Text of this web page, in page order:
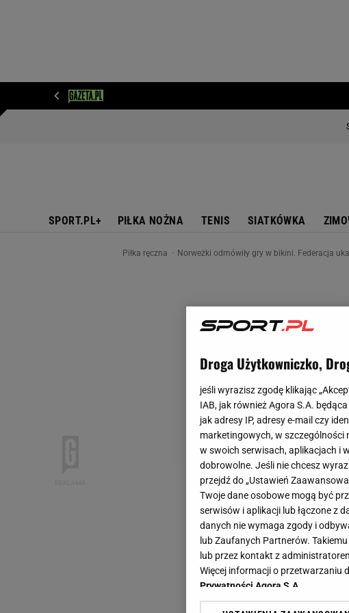
SPORT.PL+ PIŁKA NOŻNA TENIS SIATKÓWKA
Piłka ręczna Norweżki odmówiły gry w bikini. Federacja
Droga Użytkowniczko,
jeśli wyrazisz zgodę klikając
IAB, jak również Agora S.A.
jak adresy IP, adresy e-mail czy
marketingowych, w
w swoich serwisach, aplikacjach i
dobrowolne. Jeśli nie chcesz
przejdź do „Ustawień
Twoje dane osobowe mogą być
serwisów i aplikacji lub łączone z
danych nie wymaga zgody i
lub Zaufanych Partnerów.
lub przez kontakt z
Więcej informacji o przetwarzaniu
Prywatności Agora S.A.